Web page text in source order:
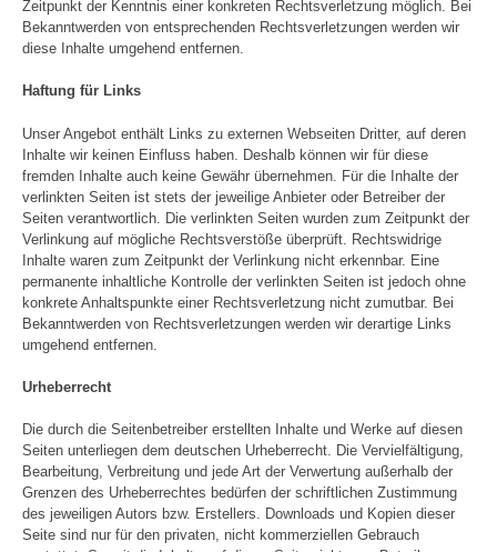
Zeitpunkt der Kenntnis einer konkreten Rechtsverletzung möglich. Bei
Bekanntwerden von entsprechenden Rechtsverletzungen werden wir
diese Inhalte umgehend entfernen.
Haftung für Links
Unser Angebot enthält Links zu externen Webseiten Dritter, auf deren
Inhalte wir keinen Einfluss haben. Deshalb können wir für diese
fremden Inhalte auch keine Gewähr übernehmen. Für die Inhalte der
verlinkten Seiten ist stets der jeweilige Anbieter oder Betreiber der
Seiten verantwortlich. Die verlinkten Seiten wurden zum Zeitpunkt der
Verlinkung auf mögliche Rechtsverstöße überprüft. Rechtswidrige
Inhalte waren zum Zeitpunkt der Verlinkung nicht erkennbar. Eine
permanente inhaltliche Kontrolle der verlinkten Seiten ist jedoch ohne
konkrete Anhaltspunkte einer Rechtsverletzung nicht zumutbar. Bei
Bekanntwerden von Rechtsverletzungen werden wir derartige Links
umgehend entfernen.
Urheberrecht
Die durch die Seitenbetreiber erstellten Inhalte und Werke auf diesen
Seiten unterliegen dem deutschen Urheberrecht. Die Vervielfältigung,
Bearbeitung, Verbreitung und jede Art der Verwertung außerhalb der
Grenzen des Urheberrechtes bedürfen der schriftlichen Zustimmung
des jeweiligen Autors bzw. Erstellers. Downloads und Kopien dieser
Seite sind nur für den privaten, nicht kommerziellen Gebrauch